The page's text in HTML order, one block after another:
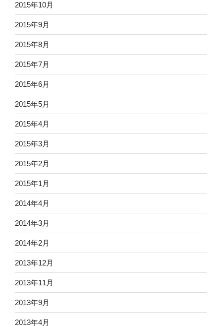
2015年10月
2015年9月
2015年8月
2015年7月
2015年6月
2015年5月
2015年4月
2015年3月
2015年2月
2015年1月
2014年4月
2014年3月
2014年2月
2013年12月
2013年11月
2013年9月
2013年4月